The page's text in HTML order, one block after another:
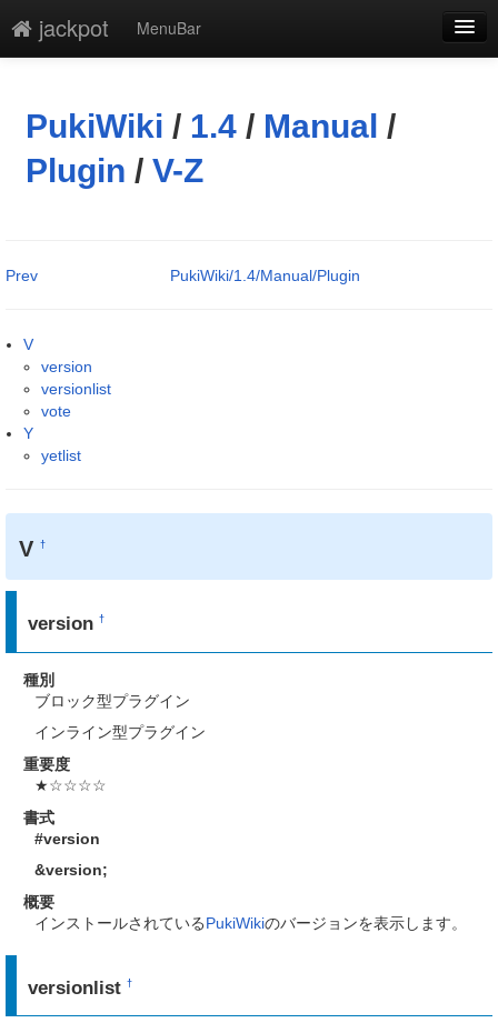
jackpot
MenuBar
添付
凍結解除
PukiWiki / 1.4 / Manual /
Plugin / V-Z
Prev PukiWiki/1.4/Manual/Plugin
V
version
versionlist
vote
Y
yetlist
V†
version†
種別
ブロック型プラグイン
インライン型プラグイン
重要度
★☆☆☆☆
書式
#version
&version;
概要
インストールされているPukiWikiのバージョンを表示します。
versionlist†